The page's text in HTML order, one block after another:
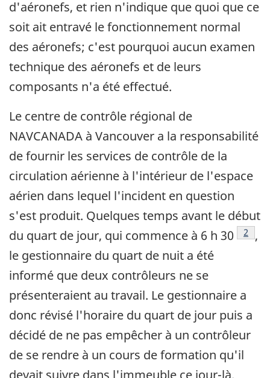
d'aéronefs, et rien n'indique que quoi que ce
soit ait entravé le fonctionnement normal
des aéronefs; c'est pourquoi aucun examen
technique des aéronefs et de leurs
composants n'a été effectué.
Le centre de contrôle régional de
NAVCANADA à Vancouver a la responsabilité
de fournir les services de contrôle de la
circulation aérienne à l'intérieur de l'espace
aérien dans lequel l'incident en question
s'est produit. Quelques temps avant le début
du quart de jour, qui commence à 6 h 30
Note
2
,
le gestionnaire du quart de nuit a été
informé que deux contrôleurs ne se
présenteraient au travail. Le gestionnaire a
donc révisé l'horaire du quart de jour puis a
décidé de ne pas empêcher à un contrôleur
de se rendre à un cours de formation qu'il
devait suivre dans l'immeuble ce jour-là.